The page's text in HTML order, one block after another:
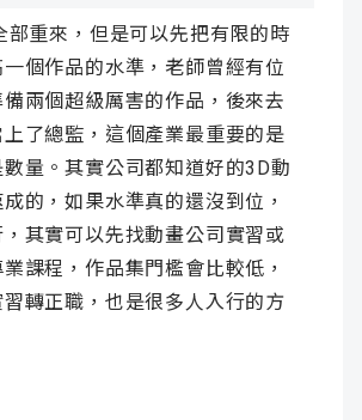
部重來，但是可以先把有限的時
個作品的水準，老師曾經有位
兩個超級厲害的作品，後來去
了總監，這個產業最重要的是
量。其實公司都知道好的3D動
的，如果水準真的還沒到位，
其實可以先找動畫公司實習或
課程，作品集門檻會比較低，
轉正職，也是很多人入行的方